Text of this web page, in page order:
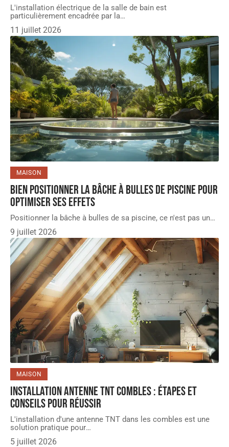
L'installation électrique de la salle de bain est
particulièrement encadrée par la…
11 juillet 2026
MAISON
Bien positionner la bâche à bulles de piscine pour
optimiser ses effets
Positionner la bâche à bulles de sa piscine, ce n'est pas un…
9 juillet 2026
MAISON
Installation antenne TNT combles : étapes et
conseils pour réussir
L'installation d'une antenne TNT dans les combles est une
solution pratique pour…
5 juillet 2026